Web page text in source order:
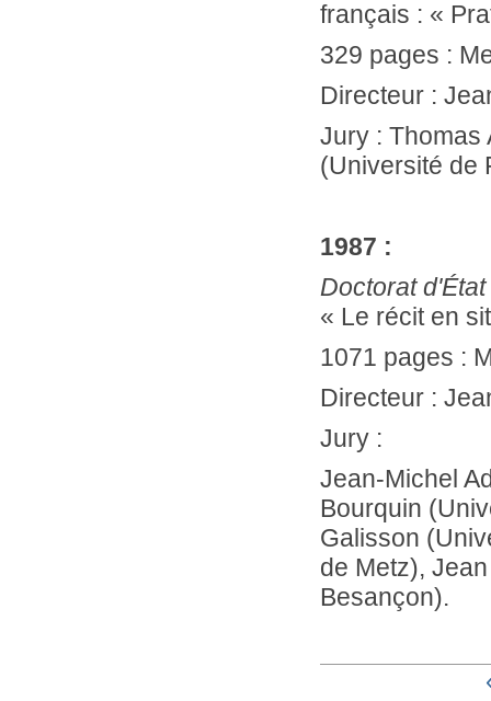
français : «
329 pages :
Directeur :
Jury : Thomas
(Université de
1987 :
Doctorat d'État
« Le récit en
1071 pages :
Directeur :
Jury :
Jean-Michel
Bourquin
Galisson
de Metz),
Besançon).